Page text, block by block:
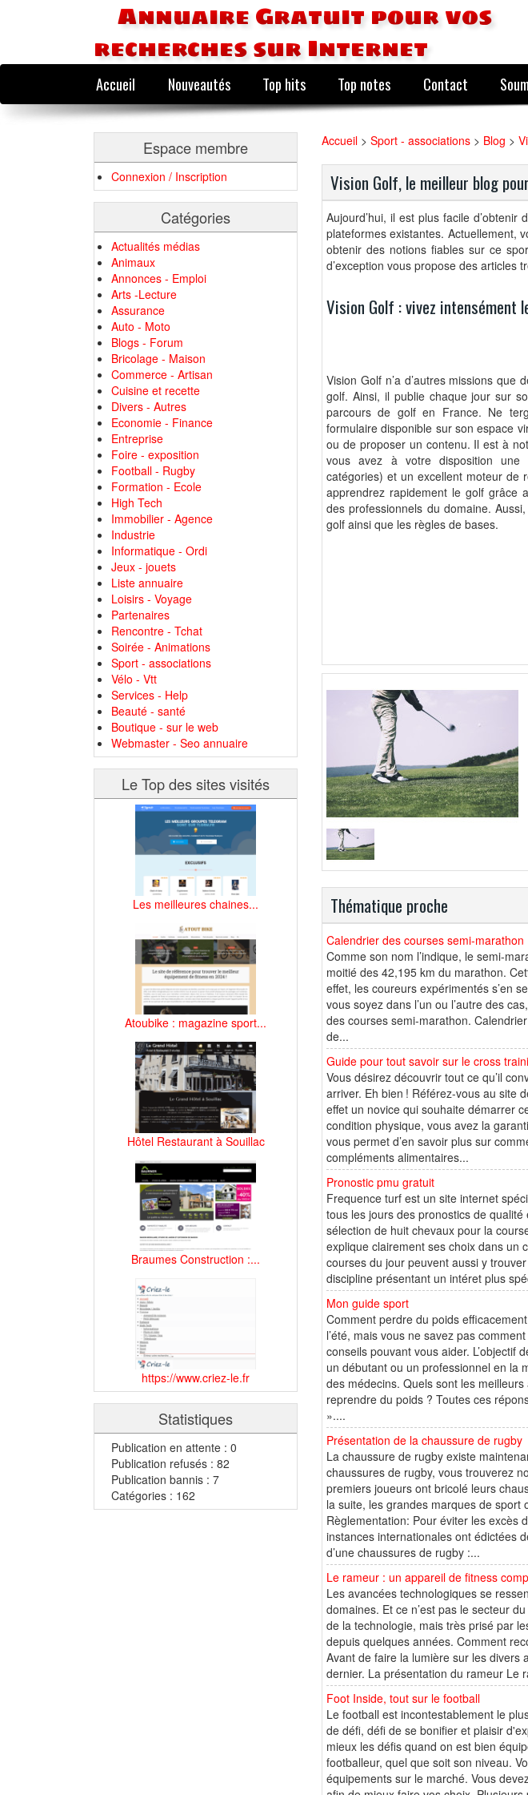
Annuaire Gratuit pour vos
recherches sur Internet
Accueil Nouveautés Top hits Top notes Contact
Espace membre
Connexion / Inscription
Catégories
Actualités médias
Animaux
Annonces - Emploi
Arts -Lecture
Assurance
Auto - Moto
Blogs - Forum
Bricolage - Maison
Commerce - Artisan
Cuisine et recette
Divers - Autres
Economie - Finance
Entreprise
Foire - exposition
Football - Rugby
Formation - Ecole
High Tech
Immobilier - Agence
Industrie
Informatique - Ordi
Jeux - jouets
Liste annuaire
Loisirs - Voyage
Partenaires
Rencontre - Tchat
Soirée - Animations
Sport - associations
Vélo - Vtt
Services - Help
Beauté - santé
Boutique - sur le web
Webmaster - Seo annuaire
Le Top des sites visités
Les meilleures chaines...
Atoubike : magazine sport...
Hôtel Restaurant à Souillac
Braumes Construction :...
https://www.criez-le.fr
Statistiques
Publication en attente : 0
Publication refusés : 82
Publication bannis : 7
Catégories : 162
Accueil > Sport - associations > Blog >
Vision Golf, le meilleur blog
Aujourd’hui, il est plus facile
plateformes existantes. Actuellement,
obtenir des notions fiables sur ce
d’exception vous propose des articles
Vision Golf : vivez intensément
Vision Golf n’a d’autres missions
golf. Ainsi, il publie chaque jour sur
parcours de golf en France. Ne
formulaire disponible sur son espace
ou de proposer un contenu. Il est à
vous avez à votre disposition une
catégories) et un excellent moteur de
apprendrez rapidement le golf grâce
des professionnels du domaine.
golf ainsi que les règles de bases.
Thématique proche
Calendrier des courses semi-marathon
Comme son nom l’indique, le semi-
moitié des 42,195 km du marathon.
effet, les coureurs expérimentés s’en
vous soyez dans l’un ou l’autre des
des courses semi-marathon.
de...
Guide pour tout savoir sur le cross
Vous désirez découvrir tout ce qu’il
arriver. Eh bien ! Référez-vous au site
effet un novice qui souhaite démarrer
condition physique, vous avez la
vous permet d’en savoir plus sur
compléments alimentaires...
Pronostic pmu gratuit
Frequence turf est un site internet
tous les jours des pronostics de
sélection de huit chevaux pour la
explique clairement ses choix dans un
courses du jour peuvent aussi y
discipline présentant un intéret plus
Mon guide sport
Comment perdre du poids
l’été, mais vous ne savez pas
conseils pouvant vous aider. L’objectif
un débutant ou un professionnel en la
des médecins. Quels sont les
reprendre du poids ? Toutes ces
»....
Présentation de la chaussure de rugby
La chaussure de rugby existe
chaussures de rugby, vous trouverez
premiers joueurs ont bricolé leurs
la suite, les grandes marques de
Règlementation: Pour éviter les excès
instances internationales ont édictées
d’une chaussures de rugby :...
Le rameur : un appareil de fitness
Les avancées technologiques se
domaines. Et ce n’est pas le secteur
de la technologie, mais très prisé par
depuis quelques années. Comment
Avant de faire la lumière sur les divers
dernier. La présentation du rameur Le
Foot Inside, tout sur le football
Le football est incontestablement le
de défi, défi de se bonifier et plaisir
mieux les défis quand on est bien
footballeur, quel que soit son niveau.
équipements sur le marché. Vous